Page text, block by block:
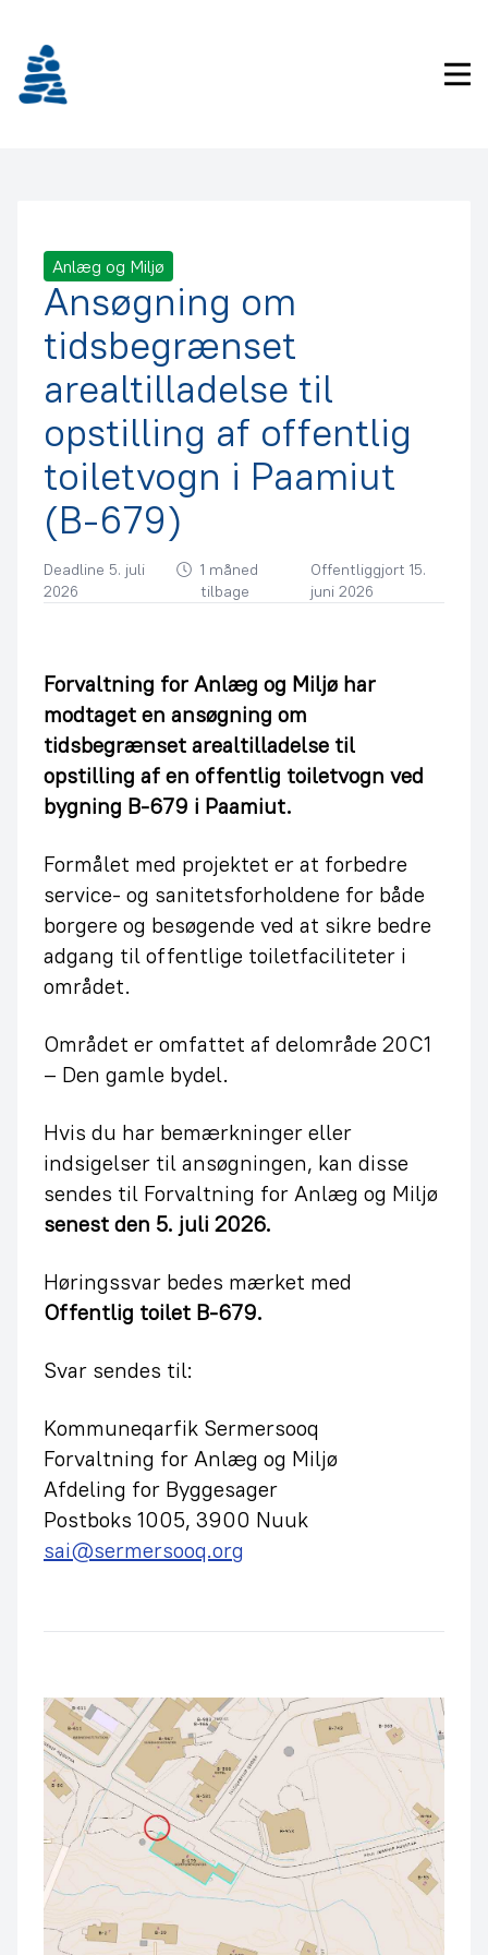
indhold
Anlæg og Miljø
Ansøgning om
tidsbegrænset
arealtilladelse til
opstilling af offentlig
toiletvogn i Paamiut
(B-679)
Deadline 5. juli
2026
1 måned
tilbage
Offentliggjort 15.
juni 2026
Forvaltning for Anlæg og Miljø har
modtaget en ansøgning om
tidsbegrænset arealtilladelse til
opstilling af en offentlig toiletvogn ved
bygning B-679 i Paamiut.
Formålet med projektet er at forbedre
service- og sanitetsforholdene for både
borgere og besøgende ved at sikre bedre
adgang til offentlige toiletfaciliteter i
området.
Området er omfattet af delområde 20C1
– Den gamle bydel.
Hvis du har bemærkninger eller
indsigelser til ansøgningen, kan disse
sendes til Forvaltning for Anlæg og Miljø
senest den 5. juli 2026.
Høringssvar bedes mærket med
Offentlig toilet B-679.
Svar sendes til:
Kommuneqarfik Sermersooq
Forvaltning for Anlæg og Miljø
Afdeling for Byggesager
Postboks 1005, 3900 Nuuk
sai@sermersooq.org